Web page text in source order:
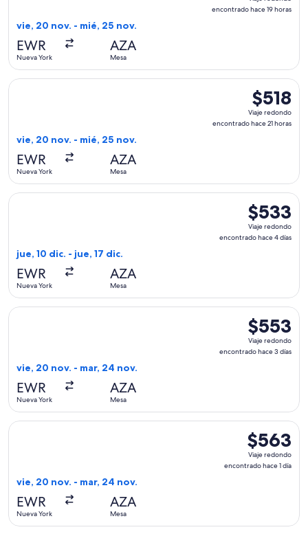
redondo,
encontrado hace 19 horas
vie, 20 nov. - mié, 25 nov.
EWR
Nueva York
AZA
Mesa
$518
Viaje
redondo,
$518
Viaje redondo
encontrado hace 21 horas
vie, 20 nov. - mié, 25 nov.
EWR
Nueva York
AZA
Mesa
Seleccionar vuelo de Sun Country Airlines, con salida el
$533
Viaje
redondo,
$533
Viaje redondo
encontrado hace 4 días
jue, 10 dic. - jue, 17 dic.
EWR
Nueva York
AZA
Mesa
Seleccionar vuelo de Sun Country Airlines, con salida el
$553
Viaje
redondo,
$553
Viaje redondo
encontrado hace 3 días
vie, 20 nov. - mar, 24 nov.
EWR
Nueva York
AZA
Mesa
Seleccionar vuelo de Sun Country Airlines, con salida el
$563
Viaje
redondo,
$563
Viaje redondo
encontrado hace 1 día
vie, 20 nov. - mar, 24 nov.
EWR
Nueva York
AZA
Mesa
Seleccionar vuelo de Sun Country Airlines, con salida el